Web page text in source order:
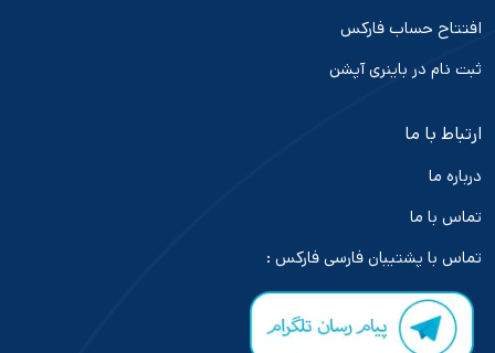
افتتاح حساب فارکس
ثبت نام در باینری آپشن
ارتباط با ما
درباره ما
تماس با ما
تماس با پشتیبان فارسی فارکس :